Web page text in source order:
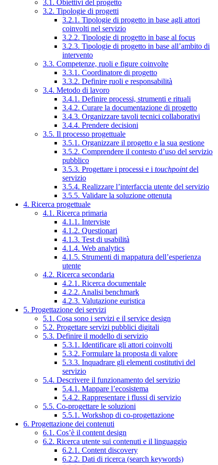
3.1. Obiettivi del progetto
3.2. Tipologie di progetti
3.2.1. Tipologie di progetto in base agli attori
coinvolti nel servizio
3.2.2. Tipologie di progetto in base al focus
3.2.3. Tipologie di progetto in base all’ambito di
intervento
3.3. Competenze, ruoli e figure coinvolte
3.3.1. Coordinatore di progetto
3.3.2. Definire ruoli e responsabilità
3.4. Metodo di lavoro
3.4.1. Definire processi, strumenti e rituali
3.4.2. Curare la documentazione di progetto
3.4.3. Organizzare tavoli tecnici collaborativi
3.4.4. Prendere decisioni
3.5. Il processo progettuale
3.5.1. Organizzare il progetto e la sua gestione
3.5.2. Comprendere il contesto d’uso del servizio
pubblico
3.5.3. Progettare i processi e i touchpointdel
servizio
3.5.4. Realizzare l’interfaccia utente del servizio
3.5.5. Validare la soluzione ottenuta
4. Ricerca progettuale
4.1. Ricerca primaria
4.1.1. Interviste
4.1.2. Questionari
4.1.3. Test di usabilità
4.1.4. Web analytics
4.1.5. Strumenti di mappatura dell’esperienza
utente
4.2. Ricerca secondaria
4.2.1. Ricerca documentale
4.2.2. Analisi benchmark
4.2.3. Valutazione euristica
5. Progettazione dei servizi
5.1. Cosa sono i servizi e il service design
5.2. Progettare servizi pubblici digitali
5.3. Definire il modello di servizio
5.3.1. Identificare gli attori coinvolti
5.3.2. Formulare la proposta di valore
5.3.3. Inquadrare gli elementi costitutivi del
servizio
5.4. Descrivere il funzionamento del servizio
5.4.1. Mappare l’ecosistema
5.4.2. Rappresentare i flussi di servizio
5.5. Co-progettare le soluzioni
5.5.1. Workshop di co-progettazione
6. Progettazione dei contenuti
6.1. Cos’è il content design
6.2. Ricerca utente sui contenuti e il linguaggio
6.2.1. Content discovery
6.2.2. Dati di ricerca (search keywords)